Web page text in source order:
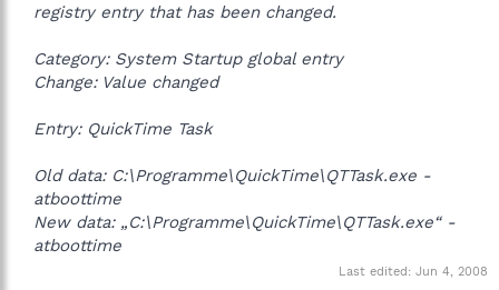
registry entry that has been changed.
Category: System Startup global entry
Change: Value changed
Entry: QuickTime Task
Old data: C:\Programme\QuickTime\QTTask.exe -
atboottime
New data: „C:\Programme\QuickTime\QTTask.exe“ -
atboottime
Last edited: Jun 4, 2008